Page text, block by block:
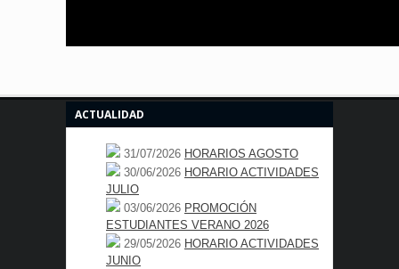
ACTUALIDAD
31/07/2026 HORARIOS AGOSTO
30/06/2026 HORARIO ACTIVIDADES
JULIO
03/06/2026 PROMOCIÓN
ESTUDIANTES VERANO 2026
29/05/2026 HORARIO ACTIVIDADES
JUNIO